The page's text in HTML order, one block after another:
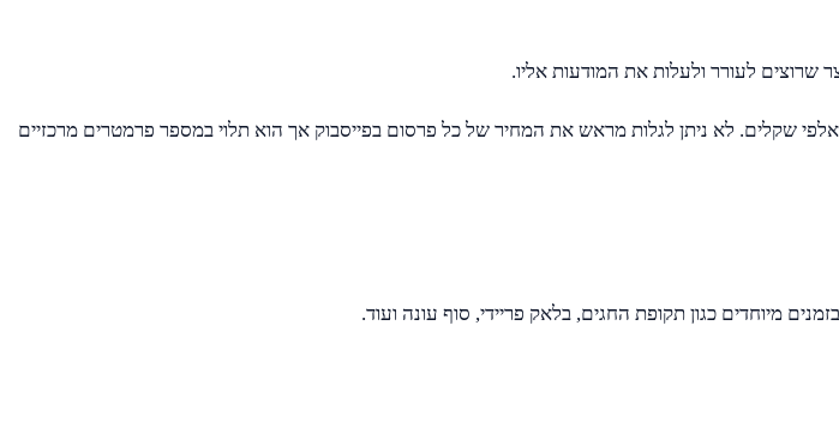
שקלים. לא ניתן לגלות מראש את המחיר של כל פרסום בפייסבוק אך הוא תלוי במספר פרמטרים מרכזיים
מיוחדים כגון תקופת החגים, בלאק פריידי, סוף עונה ועוד.